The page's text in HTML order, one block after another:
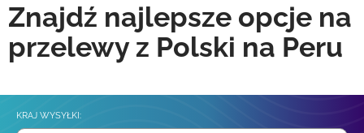
Znajdź najlepsze opcje na
przelewy z Polski na Peru
KRAJ WYSYŁKI: